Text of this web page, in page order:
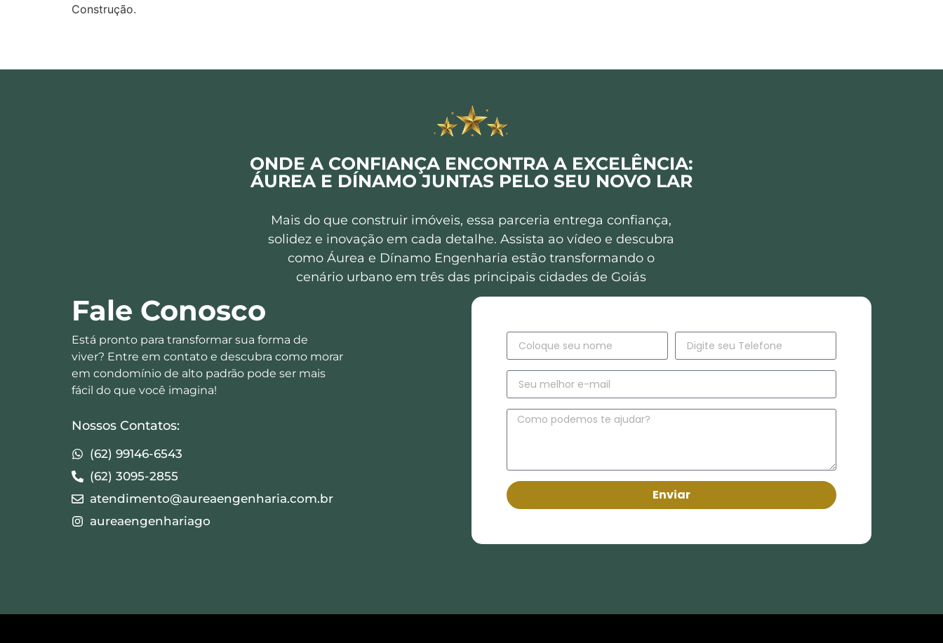
Construção.
ONDE A CONFIANÇA ENCONTRA A EXCELÊNCIA:
ÁUREA E DÍNAMO JUNTAS PELO SEU NOVO LAR
Mais do que construir imóveis, essa parceria entrega confiança,
solidez e inovação em cada detalhe. Assista ao vídeo e descubra
como Áurea e Dínamo Engenharia estão transformando o
cenário urbano em três das principais cidades de Goiás
Fale Conosco
Está pronto para transformar sua forma de
viver? Entre em contato e descubra como morar
em condomínio de alto padrão pode ser mais
fácil do que você imagina!
Nossos Contatos:
(62) 99146-6543
(62) 3095-2855
atendimento@aureaengenharia.com.br
aureaengenhariago
Enviar